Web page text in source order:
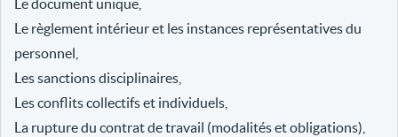
Le document unique,
Le règlement intérieur et les instances représentatives du
personnel,
Les sanctions disciplinaires,
Les conflits collectifs et individuels,
La rupture du contrat de travail (modalités et obligations),